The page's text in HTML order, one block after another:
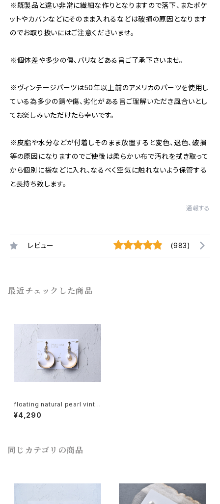
※既製品と違い非常に繊細な作りとなりますので落下、またポケ
ットやカバンなどにそのまま入れるなどは破損の原因となります
のでお取り扱いにはご注意くださいませ。
※個体差や多少の傷、バリなどある旨ご了承下さいませ。
※ヴィンテージパーツは50年以上前のアメリカのパーツを使用し
ている為多少の錆や傷、劣化がある旨ご理解いただき風合いとし
てお楽しみいただけたら幸いです。
※皮脂や水分などが付着しそのまま放置すると変色、退色、破損
等の原因になりますのでご使後は柔らかい布で汚れを拭き取って
から個別に袋などに入れ、なるべく空気に触れないよう保管する
と長持ち致します。
通報する
レビュー (983)
最近チェックした商品
floating natural pearl vinta
ge brass
¥4,290
同じカテゴリの商品